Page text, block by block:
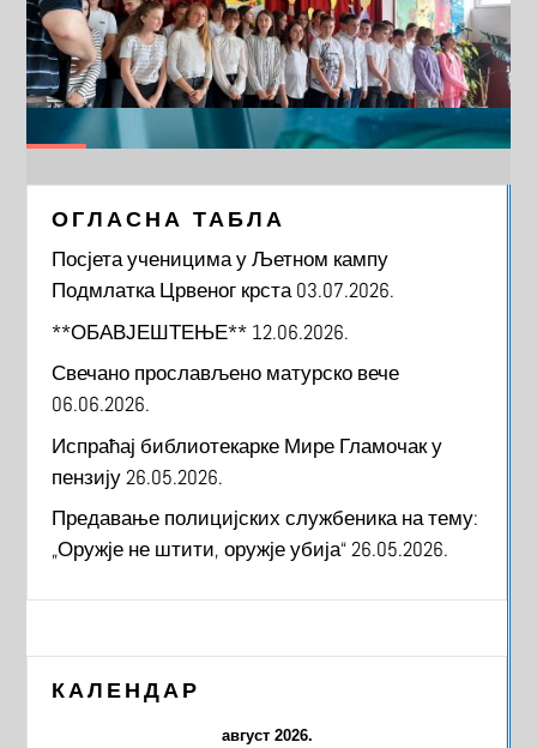
ОГЛАСНА ТАБЛА
Посјета ученицима у Љетном кампу
Подмлатка Црвеног крста 03.07.2026.
**ОБАВЈЕШТЕЊЕ** 12.06.2026.
Свечано прослављено матурско вече
06.06.2026.
Испраћај библиотекарке Мире Гламочак у
пензију 26.05.2026.
Предавање полицијских службеника на тему:
„Оружје не штити, оружје убија“ 26.05.2026.
КАЛЕНДАР
август 2026.